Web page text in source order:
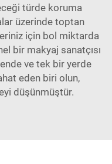
türde koruma
üzerinde toptan
için bol miktarda
bir makyaj sanatçısı
ve tek bir yerde
eden biri olun,
düşünmüştür.